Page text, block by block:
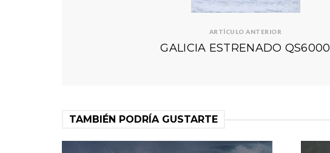
ARTÍCULO ANTERIOR
GALICIA ESTRENADO QS6000
TAMBIÉN PODRÍA GUSTARTE